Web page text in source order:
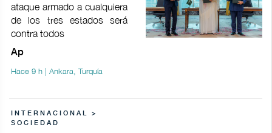
ataque armado a cualquiera
de los tres estados será
contra todos
Ap
Hace 9 h | Ankara, Turquía
INTERNACIONAL >
SOCIEDAD